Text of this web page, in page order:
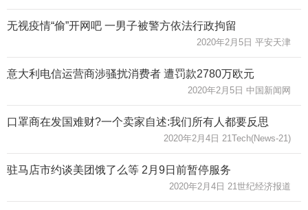
无视疫情“偷”开网吧 一男子被警方依法行政拘留
2020年2月5日 平安天津
意大利电信运营商涉骚扰消费者 遭罚款2780万欧元
2020年2月5日 中国新闻网
口罩商在发国难财?一个卖家自述:我们所有人都要反思
2020年2月4日 21Tech(News-21)
驻马店市约谈美团饿了么等 2月9日前暂停服务
2020年2月4日 21世纪经济报道